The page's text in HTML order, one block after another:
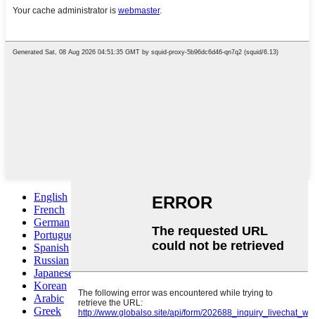
English
French
German
Portuguese
Spanish
Russian
Japanese
Korean
Arabic
Greek